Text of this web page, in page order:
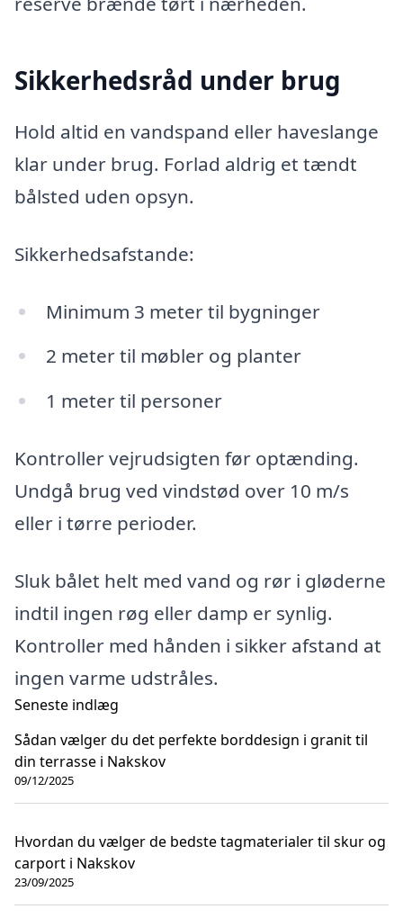
Sikkerhedsråd under brug
Hold altid en vandspand eller haveslange
klar under brug. Forlad aldrig et tændt
bålsted uden opsyn.
Sikkerhedsafstande:
Minimum 3 meter til bygninger
2 meter til møbler og planter
1 meter til personer
Kontroller vejrudsigten før optænding.
Undgå brug ved vindstød over 10 m/s
eller i tørre perioder.
Sluk bålet helt med vand og rør i gløderne
indtil ingen røg eller damp er synlig.
Kontroller med hånden i sikker afstand at
ingen varme udstråles.
Seneste indlæg
Sådan vælger du det perfekte borddesign i granit til
din terrasse i Nakskov
09/12/2025
Hvordan du vælger de bedste tagmaterialer til skur og
carport i Nakskov
23/09/2025